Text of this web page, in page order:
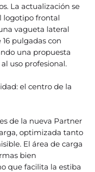
La actualización se
logotipo frontal
vagueta lateral
pulgadas con
una propuesta
uso profesional.
el centro de la
de la nueva Partner
optimizada tanto
El área de carga
bien
que facilita la estiba